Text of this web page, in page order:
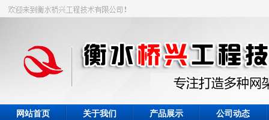
网站首页 关于我们 产品展示 公司动态